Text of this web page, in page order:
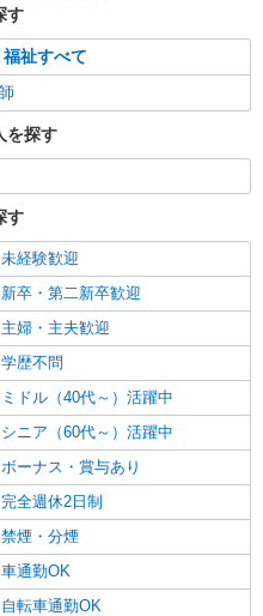
電話代は弊社負担。その他、支
あり。
す
祉すべて
を探す
す
未経験歓迎
新卒・第二新卒歓迎
主婦・主夫歓迎
学歴不問
ミドル（40代～）活躍中
シニア（60代～）活躍中
ボーナス・賞与あり
完全週休2日制
禁煙・分煙
車通勤OK
自転車通勤OK